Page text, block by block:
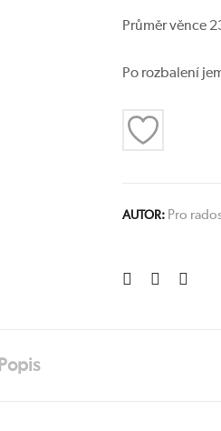
Průměr věnce
Po rozbalení
AUTOR: Pro
Popis